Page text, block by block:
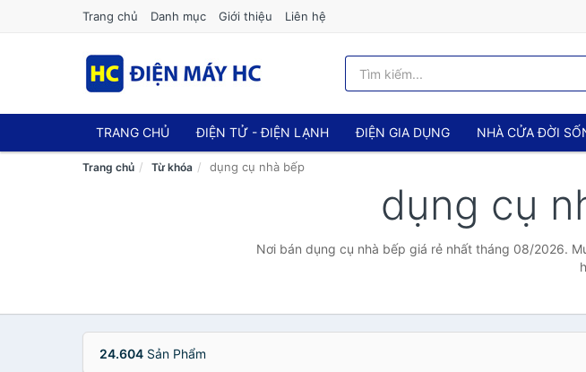
Trang chủ Danh mục Giới thiệu Liên hệ
TRANG CHỦ ĐIỆN TỬ - ĐIỆN LẠNH ĐIỆN GIA DỤNG NHÀ CỬA ĐỜI
Trang chủ Từ khóa dụng cụ nhà bếp
dụng cụ
Nơi bán dụng cụ nhà bếp giá rẻ nhất tháng 08/2026.
24.604 Sản Phẩm